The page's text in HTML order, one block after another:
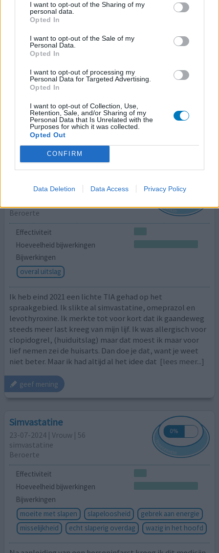
I want to opt-out of the Sharing of my
personal data.
Opted In
I want to opt-out of the Sale of my
Personal Data.
Opted In
I want to opt-out of processing my
Personal Data for Targeted Advertising.
Opted In
I want to opt-out of Collection, Use,
Retention, Sale, and/or Sharing of my
Personal Data that Is Unrelated with the
Purposes for which it was collected.
Opted Out
CONFIRM
Data Deletion Data Access Privacy Policy
Bijwerkingen
krampen
gezwollen kaak
gewrichtspijn, ook kaakpijn, gezwollen onderlip,
kiespijn, duf gevoel, slaperig, pijnstilling hielp niet. in
bloedverdunner, bijwerkingen gaan geleidelijk weer weg.
Wat een vreselijke troep is dit, niet slikken!
25-08-2024 | Vrouw | 55
Beroerte
Effectiviteit
Hoeveelheid bijwerkingen
Bijwerkingen
overal uitslag
Ik heb eind 2021 een lichte TIA gehad op het
spraakgebied. Ik slikte al simvastatine, omeprazol en
levothyroxine. Ik merkte tot voor kort dat ik gaandeweg
steeds meer last kreeg van mijn lijf. Ik was allergisch voor
clopidogrel, (huiduitslag) maar dat moest ik maar voor
lief nemen zei de huisarts. Dan doe je dat, want je weet
niet beter. Maar ik had altijd al het idee dat [lees meer...]
geef mening
Simvastatine
23-07-2024 | Vrouw | 56
simvastatine
Beroerte
Effectiviteit
Hoeveelheid bijwerkingen
Bijwerkingen
moeite met slapen
slapeloosheid
gebrek aan energie
misselijkheid
echt slaperig overdag wazig in het hoofd